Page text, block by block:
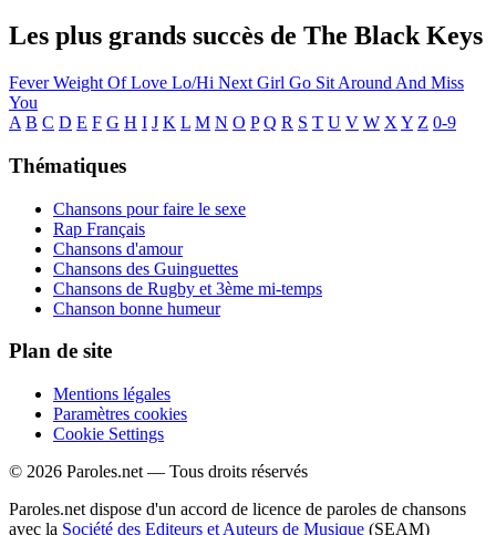
Les plus grands succès de The Black Keys
FeverWeight Of Love Lo/Hi Next Girl Go Sit Around And Miss
You
A B C D E F G H I J K L M N O P Q R S T U V W X Y Z 0-9
Thématiques
Chansons pour faire le sexe
Rap Français
Chansons d'amour
Chansons des Guinguettes
Chansons de Rugby et 3ème mi-temps
Chanson bonne humeur
Plan de site
Mentions légales
Paramètres cookies
Cookie Settings
© 2026 Paroles.net — Tous droits réservés
Paroles.net dispose d'un accord de licence de paroles de chansons
avec la Société des Editeurs et Auteurs de Musique (SEAM)